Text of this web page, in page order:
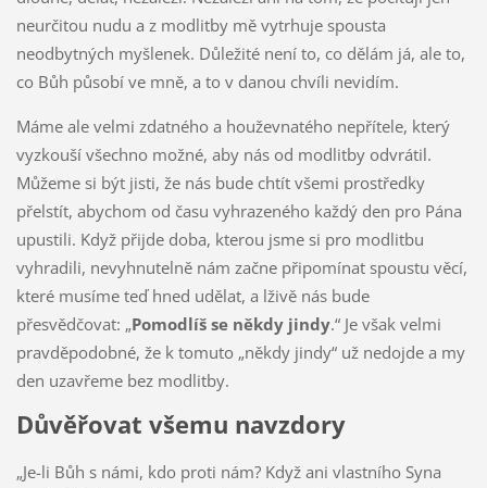
neurčitou nudu a z modlitby mě vytrhuje spousta
neodbytných myšlenek. Důležité není to, co dělám já, ale to,
co Bůh působí ve mně, a to v danou chvíli nevidím.
Máme ale velmi zdatného a houževnatého nepřítele, který
vyzkouší všechno možné, aby nás od modlitby odvrátil.
Můžeme si být jisti, že nás bude chtít všemi prostředky
přelstít, abychom od času vyhrazeného každý den pro Pána
upustili. Když přijde doba, kterou jsme si pro modlitbu
vyhradili, nevyhnutelně nám začne připomínat spoustu věcí,
které musíme teď hned udělat, a lživě nás bude
přesvědčovat: „Pomodlíš se někdy jindy.“ Je však velmi
pravděpodobné, že k tomuto „někdy jindy“ už nedojde a my
den uzavřeme bez modlitby.
Důvěřovat všemu navzdory
„Je-li Bůh s námi, kdo proti nám? Když ani vlastního Syna